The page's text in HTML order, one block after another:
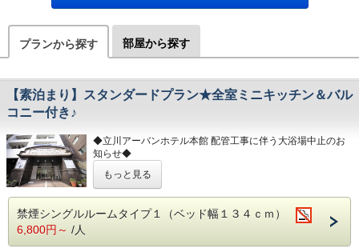
プランから探す 部屋から探す
【素泊まり】スタンダードプラン★全室ミニキッチン＆バル
コニー付き♪
◆立川アーバンホテル本館 配管工事に伴う大浴場中止のお
知らせ◆
2026年4月22日（水）
上記日程、立川アーバンホテル本館の配管工事の為、
4月22日（水）にご宿泊いただくお客様にはご不便をおかけ
もっと見る
禁煙シングルルームタイプ１（ベッド幅１３４ｃｍ）
6,800円～ /人